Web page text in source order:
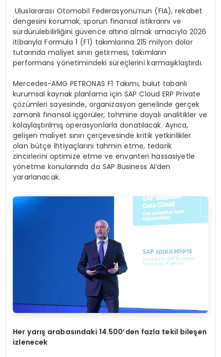
Uluslararası Otomobil Federasyonu’nun (FIA), rekabet
dengesini korumak, sporun finansal istikrarını ve
sürdürülebilirliğini güvence altına almak amacıyla 2026
itibarıyla Formula 1 (F1) takımlarına 215 milyon dolar
tutarında maliyet sınırı getirmesi, takımların
performans yönetimindeki süreçlerini karmaşıklaştırdı.
Mercedes-AMG PETRONAS F1 Takımı, bulut tabanlı
kurumsal kaynak planlama için SAP Cloud ERP Private
çözümleri sayesinde, organizasyon genelinde gerçek
zamanlı finansal içgörüler, tahmine dayalı analitikler ve
kolaylaştırılmış operasyonlarla donatılacak. Ayrıca,
gelişen maliyet sınırı çerçevesinde kritik yetkinlikler
olan bütçe ihtiyaçlarını tahmin etme, tedarik
zincirlerini optimize etme ve envanteri hassasiyetle
yönetme konularında da SAP Business AI’den
yararlanacak.
Her yarış arabasındaki 14.500’den fazla tekil bileşen
izlenecek